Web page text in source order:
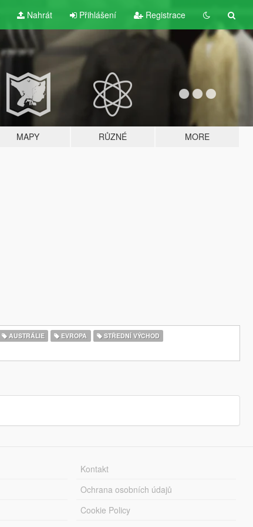
Nahrát Přihlášení Registrace
MAPY RŮZNÉ MORE
AUSTRÁLIE EVROPA
STŘEDNÍ VÝCHOD
Kontakt
Ochrana osobních údajů
Cookie Policy